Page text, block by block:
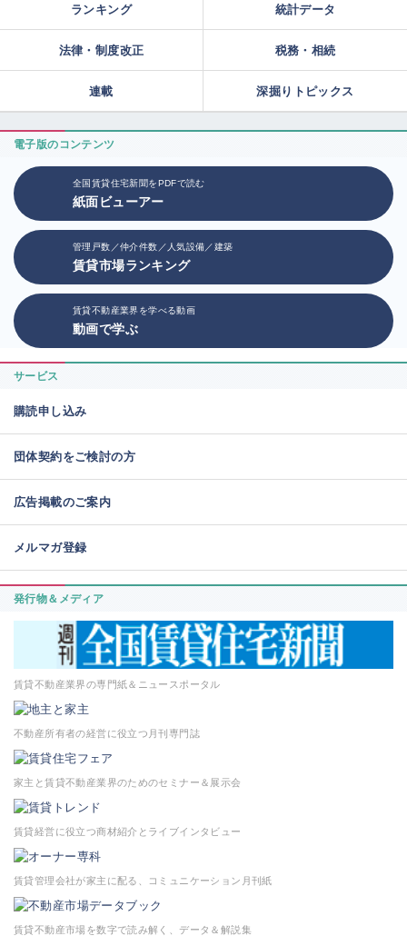
ランキング 統計データ
法律・制度改正 税務・相続
連載 深掘りトピックス
電子版のコンテンツ
全国賃貸住宅新聞をPDFで読む
紙面ビューアー
管理戸数／仲介件数／人気設備／建築
賃貸市場ランキング
賃貸不動産業界を学べる動画
動画で学ぶ
サービス
購読申し込み
団体契約をご検討の方
広告掲載のご案内
メルマガ登録
発行物＆メディア
賃貸不動産業界の専門紙＆ニュースポータル
不動産所有者の経営に役立つ月刊専門誌
家主と賃貸不動産業界のためのセミナー＆展示会
賃貸経営に役立つ商材紹介とライブインタビュー
賃貸管理会社が家主に配る、コミュニケーション月刊紙
賃貸不動産市場を数字で読み解く、データ＆解説集